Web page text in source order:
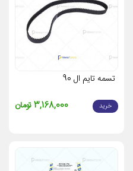
تسمه تایم ال 90
خرید 3,168,000 تومان